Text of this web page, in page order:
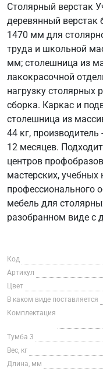
Столярный верстак
деревянный верстак
1470 мм для
труда и школьной
мм; столешница из
лакокрасочной
нагрузку столярных
сборка. Каркас и
столешница из
44 кг,
12 месяцев.
центров
мастерских, учебных
профессионального
мебель для
разобранном виде с
Код
Артикул
Цвет
В каком виде поставляется
Комплектация
Тумба 3
Вес, кг
Длина, мм